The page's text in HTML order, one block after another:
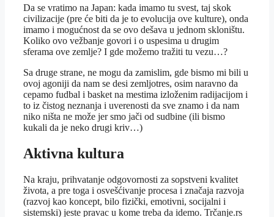
Da se vratimo na Japan: kada imamo tu svest, taj skok
civilizacije (pre će biti da je to evolucija ove kulture), onda
imamo i mogućnost da se ovo dešava u jednom skloništu.
Koliko ovo vežbanje govori i o uspesima u drugim
sferama ove zemlje? I gde možemo tražiti tu vezu…?
Sa druge strane, ne mogu da zamislim, gde bismo mi bili u
ovoj agoniji da nam se desi zemljotres, osim naravno da
cepamo fudbal i basket na mestima izloženim radijacijom i
to iz čistog neznanja i uverenosti da sve znamo i da nam
niko ništa ne može jer smo jači od sudbine (ili bismo
kukali da je neko drugi kriv…)
Aktivna kultura
Na kraju, prihvatanje odgovornosti za sopstveni kvalitet
života, a pre toga i osvešćivanje procesa i značaja razvoja
(razvoj kao koncept, bilo fizički, emotivni, socijalni i
sistemski) jeste pravac u kome treba da idemo. Trčanje.rs